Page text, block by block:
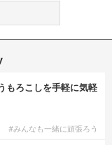
もろこしを手軽に気軽
#みんなも一緒に頑張ろう